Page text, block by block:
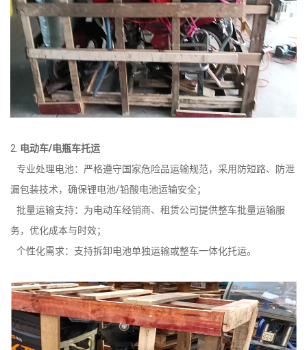
2. 电动车/电瓶车托运
专业处理电池：严格遵守国家危险品运输规范，采用防短路、防泄
漏包装技术，确保锂电池/铅酸电池运输安全；
批量运输支持：为电动车经销商、租赁公司提供整车批量运输服
务，优化成本与时效；
个性化需求：支持拆卸电池单独运输或整车一体化托运。